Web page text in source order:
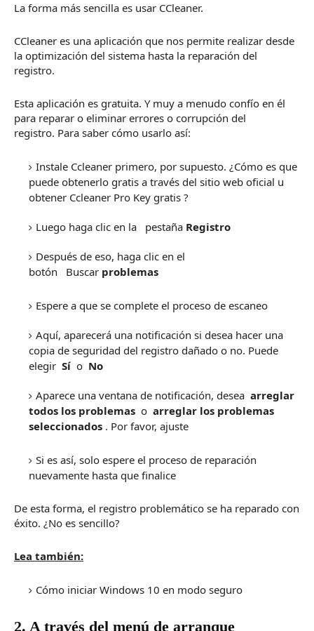
La forma más sencilla es usar CCleaner.
CCleaner es una aplicación que nos permite realizar desde
la optimización del sistema hasta la reparación del
registro.
Esta aplicación es gratuita. Y muy a menudo confío en él
para reparar o eliminar errores o corrupción del
registro. Para saber cómo usarlo así:
Instale Ccleaner primero, por supuesto. ¿Cómo es que
puede obtenerlo gratis a través del sitio web oficial u
obtener Ccleaner Pro Key gratis ?
Luego haga clic en la pestaña Registro
Después de eso, haga clic en el
botón
Buscar problemas
Espere a que se complete el proceso de escaneo
Aquí, aparecerá una notificación si desea hacer una
copia de seguridad del registro dañado o no. Puede
elegir Sí o No
Aparece una ventana de notificación, desea arreglar
todos los problemas o arreglar los problemas
seleccionados . Por favor, ajuste
Si es así, solo espere el proceso de reparación
nuevamente hasta que finalice
De esta forma, el registro problemático se ha reparado con
éxito. ¿No es sencillo?
Lea también:
Cómo iniciar Windows 10 en modo seguro
2. A través del menú de arranque